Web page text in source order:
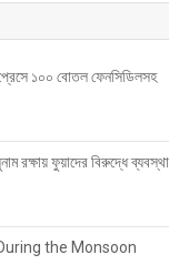
১০০ বোতল ফেনসিডিলসহ
রক্ষায় ফুয়াদের বিরুদ্ধে ব্যবস্থা
the Monsoon